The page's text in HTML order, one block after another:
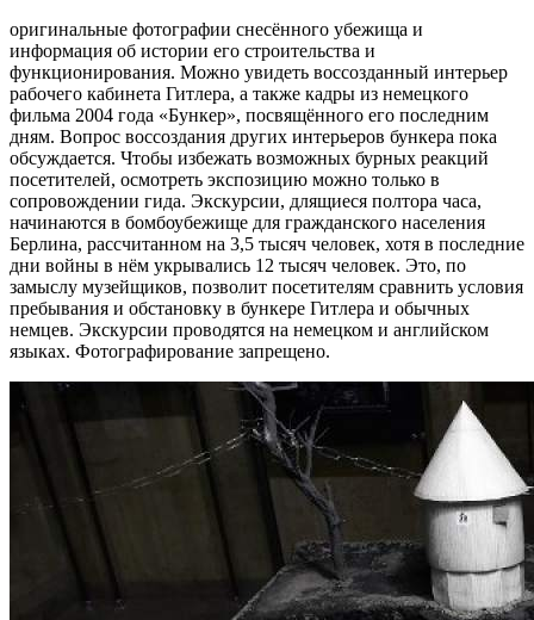
оригинальные фотографии снесённого убежища и
информация об истории его строительства и
функционирования. Можно увидеть воссозданный интерьер
рабочего кабинета Гитлера, а также кадры из немецкого
фильма 2004 года «Бункер», посвящённого его последним
дням. Вопрос воссоздания других интерьеров бункера пока
обсуждается. Чтобы избежать возможных бурных реакций
посетителей, осмотреть экспозицию можно только в
сопровождении гида. Экскурсии, длящиеся полтора часа,
начинаются в бомбоубежище для гражданского населения
Берлина, рассчитанном на 3,5 тысяч человек, хотя в последние
дни войны в нём укрывались 12 тысяч человек. Это, по
замыслу музейщиков, позволит посетителям сравнить условия
пребывания и обстановку в бункере Гитлера и обычных
немцев. Экскурсии проводятся на немецком и английском
языках. Фотографирование запрещено.